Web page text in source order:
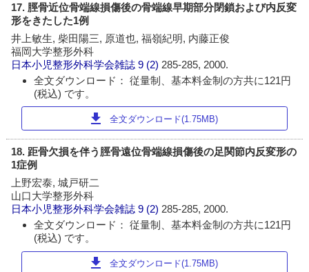
17. 脛骨近位骨端線損傷後の骨端線早期部分閉鎖および内反変
形をきたした1例
井上敏生, 柴田陽三, 原道也, 福嶺紀明, 内藤正俊
福岡大学整形外科
日本小児整形外科学会雑誌 9 (2) 285-285, 2000.
全文ダウンロード： 従量制、基本料金制の方共に121円
(税込) です。
download 全文ダウンロード(1.75MB)
18. 距骨欠損を伴う脛骨遠位骨端線損傷後の足関節内反変形の
1症例
上野宏泰, 城戸研二
山口大学整形外科
日本小児整形外科学会雑誌 9 (2)285-285, 2000.
全文ダウンロード： 従量制、基本料金制の方共に121円
(税込) です。
download 全文ダウンロード(1.75MB)